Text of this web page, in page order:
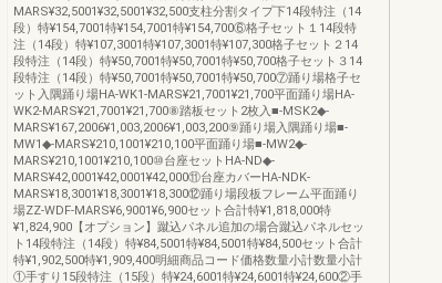
MARS¥32,5001¥32,5001¥32,500支柱分割タイプ下14段特注（14
段）特¥154,7001特¥154,7001特¥154,700⑥格子セット１14段特
注（14段）特¥107,3001特¥107,3001特¥107,300格子セット２14
段特注（14段）特¥50,7001特¥50,7001特¥50,700格子セット３14
段特注（14段）特¥50,7001特¥50,7001特¥50,700⑦踊り場格子セ
ット入隅踊り場HA-WK1-MARS¥21,7001¥21,700平面踊り場HA-
WK2-MARS¥21,7001¥21,700⑧踏板セット2枚入■-MSK2◆-
MARS¥167,2006¥1,003,2006¥1,003,200⑨踊り場入隅踊り場■-
MW1◆-MARS¥210,1001¥210,100平面踊り場■-MW2◆-
MARS¥210,1001¥210,100⑩台座セットHA-ND◆-
MARS¥42,0001¥42,0001¥42,000⑪台座カバーHA-NDK-
MARS¥18,3001¥18,3001¥18,300⑫踊り場段板フレーム平面踊り
場ZZ-WDF-MARS¥6,9001¥6,900セット合計特¥1,818,000特
¥1,824,900【オプション】蹴込パネル追加の場合蹴込パネルセッ
ト14段特注（14段）特¥84,5001特¥84,5001特¥84,500セット合計
特¥1,902,500特¥1,909,400明細商品コード価格数量小計数量小計
①手すり15段特注（15段）特¥24,6001特¥24,6001特¥24,600②手